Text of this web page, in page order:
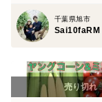
千葉県旭市
Sai10faRM